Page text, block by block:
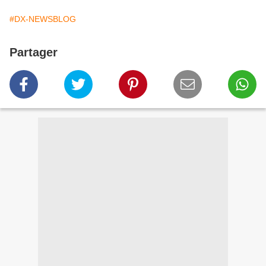
#DX-NEWSBLOG
Partager